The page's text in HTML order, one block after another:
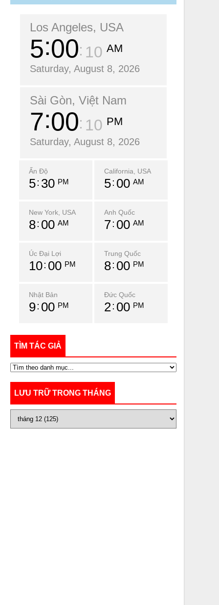
Los Angeles, USA
5 00 11 AM
Saturday, August 8, 2026
Sài Gòn, Việt Nam
7 00 11 PM
Saturday, August 8, 2026
Ấn Độ
5 30 PM
California, USA
5 00 AM
New York, USA
8 00 AM
Anh Quốc
7 00 AM
Úc Đại Lợi
10 00 PM
Trung Quốc
8 00 PM
Nhật Bản
9 00 PM
Đức Quốc
2 00 PM
TÌM TÁC GIẢ
LƯU TRỮ TRONG THÁNG